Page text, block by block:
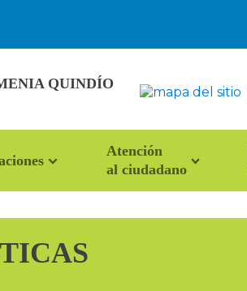
QUINDÍO
Atención
al ciudadano